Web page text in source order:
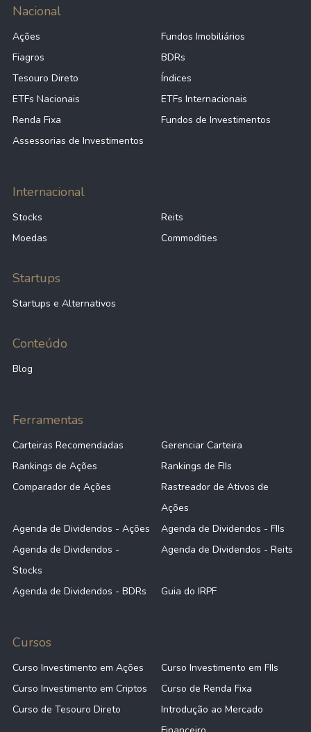
Nacional
Ações
Fundos Imobiliários
Fiagros
BDRs
Tesouro Direto
Índices
ETFs Nacionais
ETFs Internacionais
Renda Fixa
Fundos de Investimentos
Assessorias de Investimentos
Internacional
Stocks
Reits
Moedas
Commodities
Startups
Startups e Alternativos
Conteúdo
Blog
Ferramentas
Carteiras Recomendadas
Gerenciar Carteira
Rankings de Ações
Rankings de FIIs
Comparador de Ações
Rastreador de Ativos de
Ações
Agenda de Dividendos - Ações
Agenda de Dividendos - FIIs
Agenda de Dividendos -
Stocks
Agenda de Dividendos - Reits
Agenda de Dividendos - BDRs Guia do IRPF
Cursos
Curso Investimento em Ações
Curso Investimento em FIIs
Curso Investimento em Criptos
Curso de Renda Fixa
Curso de Tesouro Direto
Introdução ao Mercado